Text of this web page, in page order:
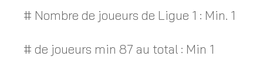
# Nombre de joueurs de Ligue 1 : Min. 1
# de joueurs min 87 au total : Min 1